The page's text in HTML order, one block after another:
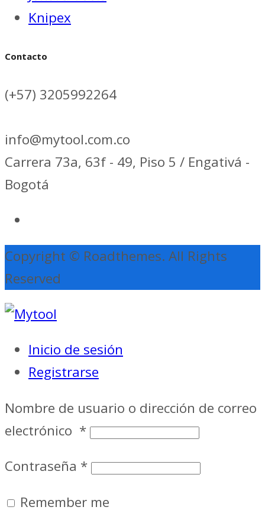
Knipex
Contacto
(+57) 3205992264
info@mytool.com.co
Carrera 73a, 63f - 49, Piso 5 / Engativá -
Bogotá
Copyright © Roadthemes. All Rights
Reserved
Inicio de sesión
Registrarse
Nombre de usuario o dirección de correo
electrónico *
Contraseña *
Remember me